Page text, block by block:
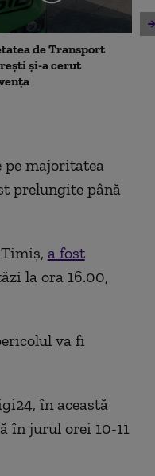
de Transport
și-a cerut
pe majoritatea
prelungite până
a fost
la ora 16.00,
va fi
în această
în jurul orei 10-11